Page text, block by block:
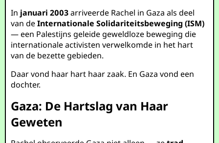
In januari 2003arriveerde Rachel in Gaza als deel
van deInternationale Solidariteitsbeweging (ISM)
— een Palestijns geleide geweldloze beweging die
internationale activisten verwelkomde in het hart
van de bezette gebieden.
Daar vond haar hart haar zaak. En Gaza vond een
dochter.
Gaza: De Hartslag van Haar
Geweten